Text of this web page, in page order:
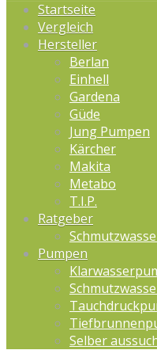
Startseite
Vergleich
Hersteller
Berlan
Einhell
Gardena
Güde
Jung Pumpen
Kärcher
Makita
Metabo
T.I.P.
Ratgeber
Pumpen
Selber